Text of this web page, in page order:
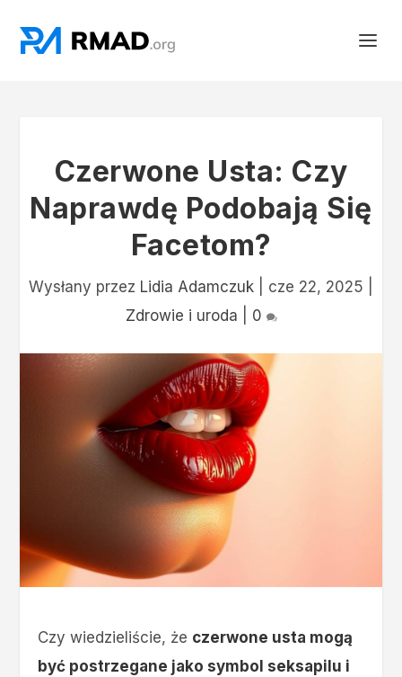
Czerwone Usta: Czy
Naprawdę Podobają Się
Facetom?
Wysłany przez Lidia Adamczuk cze 22, 2025
Zdrowie i uroda
0
Czy wiedzieliście, że czerwone usta mogą
być postrzegane jako symbol seksapilu i